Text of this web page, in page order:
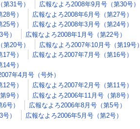
31号）
広報なよろ2008年9月号（第30号）
号）
広報なよろ2008年6月号（第27号）
号）
広報なよろ2008年3月号（第24号）
）
広報なよろ2008年1月号（第22号）
20号）
広報なよろ2007年10月号（第19号）
号）
広報なよろ2007年7月号（第16号）
号）
年4月号（号外）
号）
広報なよろ2007年2月号（第11号）
9号）
広報なよろ2006年11月号（第8号）
号）
広報なよろ2006年8月号（第5号）
）
広報なよろ2006年5月号（第2号）